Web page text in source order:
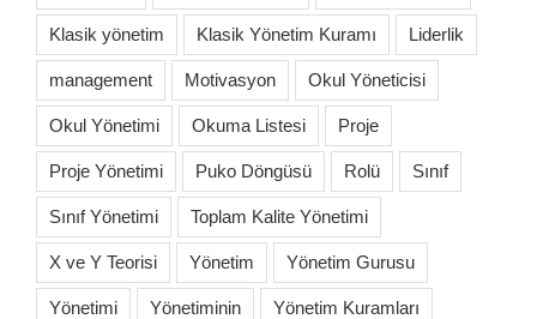
Klasik yönetim Klasik Yönetim Kuramı Liderlik
management Motivasyon Okul Yöneticisi
Okul Yönetimi Okuma Listesi Proje
Proje Yönetimi Puko Döngüsü Rolü Sınıf
Sınıf Yönetimi Toplam Kalite Yönetimi
X ve Y Teorisi Yönetim Yönetim Gurusu
Yönetimi Yönetiminin Yönetim Kuramları